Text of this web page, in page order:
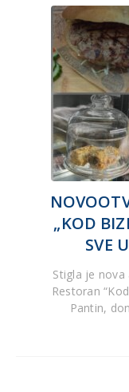
„KOD
SVE
Stigla je nova
Restoran
Pantin,